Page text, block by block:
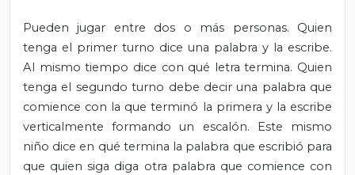
Pueden jugar entre dos o más personas. Quien
tenga el primer turno dice una palabra y la escribe.
Al mismo tiempo dice con qué letra termina. Quien
tenga el segundo turno debe decir una palabra que
comience con la que terminó la primera y la escribe
verticalmente formando un escalón. Este mismo
niño dice en qué termina la palabra que escribió para
que quien siga diga otra palabra que comience con